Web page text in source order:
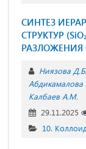
СИНТЕЗ
СТРУКТУР
РАЗЛОЖЕНИЯ
Ниязова Д.Б.
Абдикамалова
Калбаев А.М.
29.11.2025
10.